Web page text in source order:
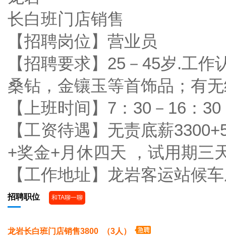
长白班门店销售
【招聘岗位】营业员
【招聘要求】25－45岁.工
桑钻，金镶玉等首饰品；有
【上班时间】7：30－16：
【工资待遇】无责底薪
+奖金+月休四天 ，试用期三
【工作地址】龙岩客运站候
招聘职位 和TA聊一聊
龙岩长白班门店销售3800 （3人）